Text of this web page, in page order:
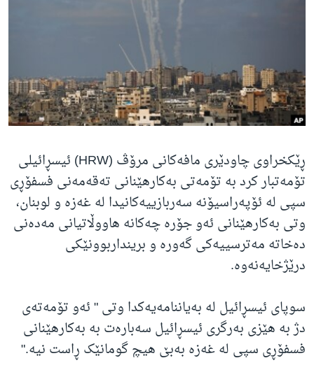
FOLLOW US
زمانه‌کان
ڕێکخراوی چاودێری مافەکانی مرۆڤ (HRW) ئیسڕائیلی
تۆمەتبار کرد بە تۆمەتی بەکارهێنانی تەقەمەنی فسفۆڕی
سپی لە ئۆپەراسیۆنە سەربازییەکانیدا لە غەزە و لوبنان،
وتی بەکارهێنانی ئەو جۆرە چەکانە هاووڵاتیانی مەدەنی
دەخاتە مەترسییەکی گەورە و برینداربوونێکی
درێژخایەنەوە.
سوپای ئیسڕائیل لە بەیاننامەیەکدا وتی " ئەو تۆمەتەی
دژ بە هێزی بەرگری ئیسڕائیل سەبارەت بە بەکارهێنانی
فسفۆڕی سپی لە غەزە بەبێ هیچ گومانێک ڕاست نیە."